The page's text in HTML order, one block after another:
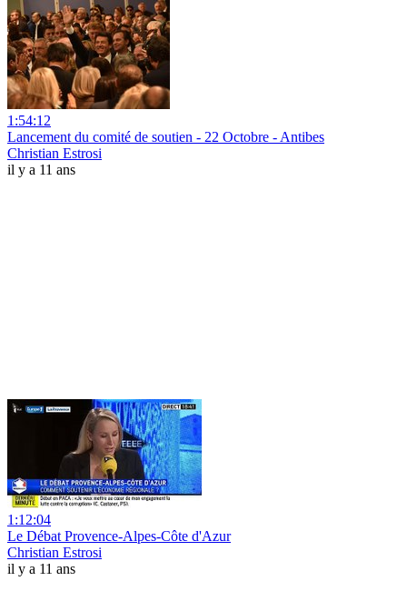
1:54:12
Lancement du comité de soutien - 22 Octobre - Antibes
Christian Estrosi
il y a 11 ans
1:12:04
Le Débat Provence-Alpes-Côte d'Azur
Christian Estrosi
il y a 11 ans